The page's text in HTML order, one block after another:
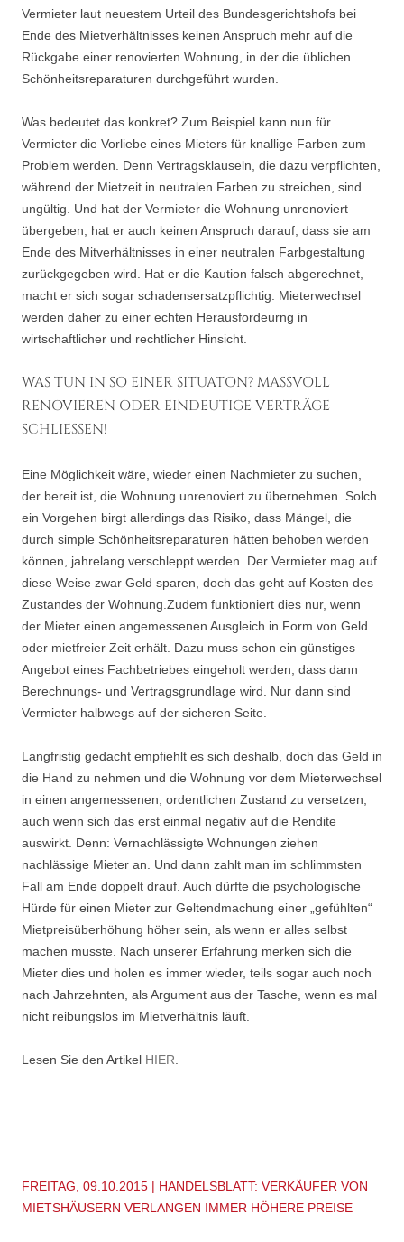
Vermieter laut neuestem Urteil des Bundesgerichtshofs bei
Ende des Mietverhältnisses keinen Anspruch mehr auf die
Rückgabe einer renovierten Wohnung, in der die üblichen
Schönheitsreparaturen durchgeführt wurden.
Was bedeutet das konkret? Zum Beispiel kann nun für
Vermieter die Vorliebe eines Mieters für knallige Farben zum
Problem werden. Denn Vertragsklauseln, die dazu verpflichten,
während der Mietzeit in neutralen Farben zu streichen, sind
ungültig. Und hat der Vermieter die Wohnung unrenoviert
übergeben, hat er auch keinen Anspruch darauf, dass sie am
Ende des Mitverhältnisses in einer neutralen Farbgestaltung
zurückgegeben wird. Hat er die Kaution falsch abgerechnet,
macht er sich sogar schadensersatzpflichtig. Mieterwechsel
werden daher zu einer echten Herausfordeurng in
wirtschaftlicher und rechtlicher Hinsicht.
WAS TUN IN SO EINER SITUATON? MASSVOLL R
ENOVIEREN ODER EINDEUTIGE VERTRÄGE S
CHLIESSEN!
Eine Möglichkeit wäre, wieder einen Nachmieter zu suchen,
der bereit ist, die Wohnung unrenoviert zu übernehmen. Solch
ein Vorgehen birgt allerdings das Risiko, dass Mängel, die
durch simple Schönheitsreparaturen hätten behoben werden
können, jahrelang verschleppt werden. Der Vermieter mag auf
diese Weise zwar Geld sparen, doch das geht auf Kosten des
Zustandes der Wohnung.Zudem funktioniert dies nur, wenn
der Mieter einen angemessenen Ausgleich in Form von Geld
oder mietfreier Zeit erhält. Dazu muss schon ein günstiges
Angebot eines Fachbetriebes eingeholt werden, dass dann
Berechnungs- und Vertragsgrundlage wird. Nur dann sind
Vermieter halbwegs auf der sicheren Seite.
Langfristig gedacht empfiehlt es sich deshalb, doch das Geld in
die Hand zu nehmen und die Wohnung vor dem Mieterwechsel
in einen angemessenen, ordentlichen Zustand zu versetzen,
auch wenn sich das erst einmal negativ auf die Rendite
auswirkt. Denn: Vernachlässigte Wohnungen ziehen
nachlässige Mieter an. Und dann zahlt man im schlimmsten
Fall am Ende doppelt drauf. Auch dürfte die psychologische
Hürde für einen Mieter zur Geltendmachung einer „gefühlten“
Mietpreisüberhöhung höher sein, als wenn er alles selbst
machen musste. Nach unserer Erfahrung merken sich die
Mieter dies und holen es immer wieder, teils sogar auch noch
nach Jahrzehnten, als Argument aus der Tasche, wenn es mal
nicht reibungslos im Mietverhältnis läuft.
Lesen Sie den Artikel HIER
FREITAG, 09.10.2015 | HANDELSBLATT: VERKÄUFER VON
MIETSHÄUSERN VERLANGEN IMMER HÖHERE PREISE